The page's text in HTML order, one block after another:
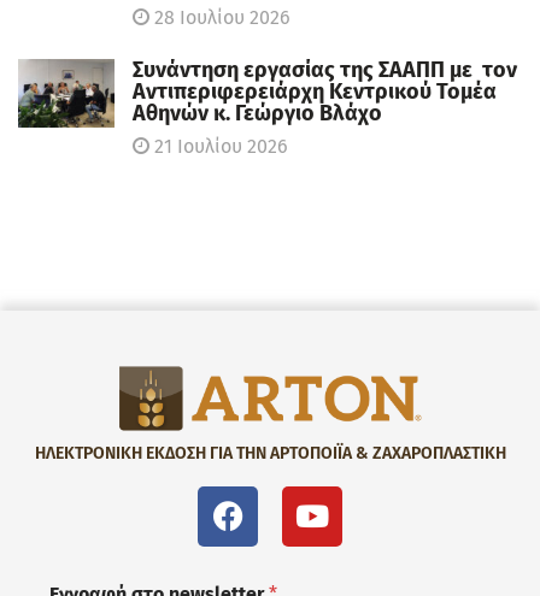
28 Ιουλίου 2026
Συνάντηση εργασίας της ΣΑΑΠΠ με τον
Αντιπεριφερειάρχη Κεντρικού Τομέα
Αθηνών κ. Γεώργιο Βλάχο
21 Ιουλίου 2026
ΗΛΕΚΤΡΟΝΙΚΗ ΕΚΔΟΣΗ ΓΙΑ ΤΗΝ ΑΡΤΟΠΟΙΪΑ & ΖΑΧΑΡΟΠΛΑΣΤΙΚΗ